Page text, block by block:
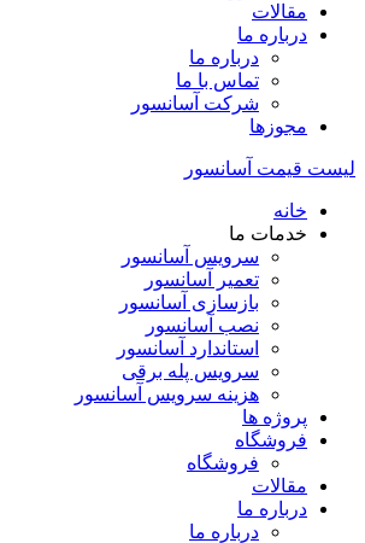
مقالات
درباره ما
درباره ما
تماس با ما
شرکت آسانسور
مجوزها
لیست قیمت آسانسور
خانه
خدمات ما
سرویس آسانسور
تعمیر آسانسور
بازسازی آسانسور
نصب آسانسور
استاندارد آسانسور
سرویس پله برقی
هزینه سرویس آسانسور
پروژه ها
فروشگاه
فروشگاه
مقالات
درباره ما
درباره ما